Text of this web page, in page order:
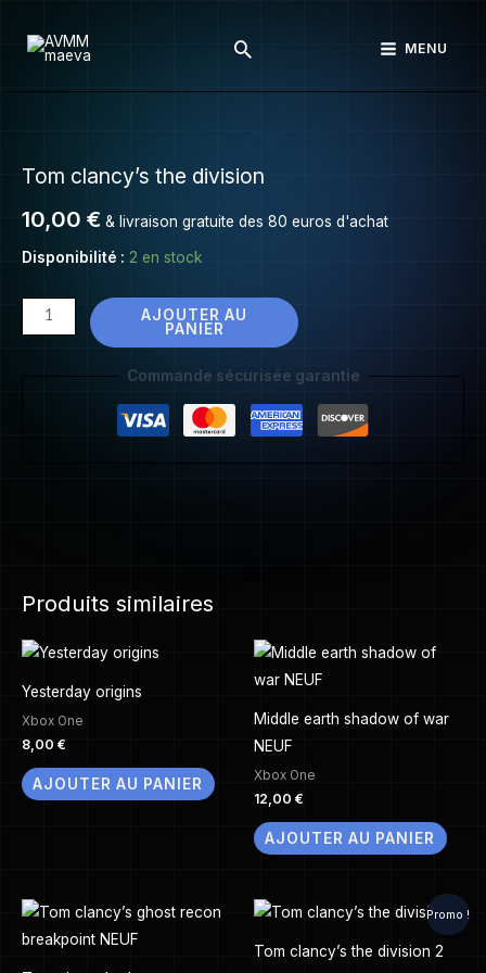
Rechercher MENU
Tom clancy’s the division
10,00 € & livraison gratuite des 80 euros d'achat
Disponibilité : 2 en stock
Tom
the
division
AJOUTER AU
PANIER
Commande sécurisée garantie
Produits similaires
Yesterday origins
Xbox One
8,00 €
AJOUTER AU PANIER
Middle earth shadow of war
NEUF
Xbox One
12,00 €
AJOUTER AU PANIER
Promo !
Tom clancy’s the division 2
Le
initial
était :
Le
prix
actuel
est :
the